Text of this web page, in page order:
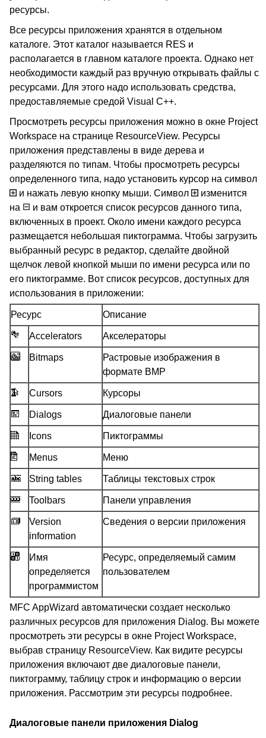
ресурсы.
Все ресурсы приложения хранятся в отдельном
каталоге. Этот каталог называется RES и
располагается в главном каталоге проекта. Однако нет
необходимости каждый раз вручную открывать файлы с
ресурсами. Для этого надо использовать средства,
предоставляемые средой Visual C++.
Просмотреть ресурсы приложения можно в окне Project
Workspace на странице ResourceView. Ресурсы
приложения представлены в виде дерева и
разделяются по типам. Чтобы просмотреть ресурсы
определенного типа, надо установить курсор на символ
и нажать левую кнопку мыши. Символ
изменится
на
и вам откроется список ресурсов данного типа,
включенных в проект. Около имени каждого ресурса
размещается небольшая пиктограмма. Чтобы загрузить
выбранный ресурс в редактор, сделайте двойной
щелчок левой кнопкой мыши по имени ресурса или по
его пиктограмме. Вот список ресурсов, доступных для
использования в приложении:
Ресурс Описание
Accelerators Акселераторы
Bitmaps
Растровые изображения в
формате BMP
Cursors Курсоры
Dialogs Диалоговые панели
Icons Пиктограммы
Menus Меню
String tables Таблицы текстовых строк
Toolbars Панели управления
Version
information
Сведения о версии приложения
Имя
определяется
программистом
Ресурс, определяемый самим
пользователем
MFC AppWizard автоматически создает несколько
различных ресурсов для приложения Dialog. Вы можете
просмотреть эти ресурсы в окне Project Workspace,
выбрав страницу ResourceView. Как видите ресурсы
приложения включают две диалоговые панели,
пиктограмму, таблицу строк и информацию о версии
приложения. Рассмотрим эти ресурсы подробнее.
Диалоговые панели приложения Dialog